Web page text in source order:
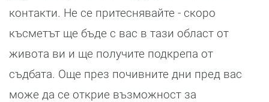
контакти. Не се притеснявайте - скоро
късметът ще бъде с вас в тази област от
живота ви и ще получите подкрепа от
съдбата. Още през почивните дни пред вас
може да се открие възможност за